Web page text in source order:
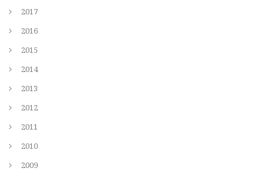
2017
2016
2015
2014
2013
2012
2011
2010
2009